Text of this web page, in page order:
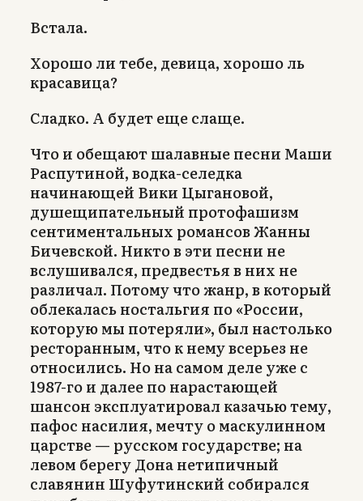
Встала.
Хорошо ли тебе, девица, хорошо ль
красавица?
Сладко. А будет еще слаще.
Что и обещают шалавные песни Маши
Распутиной, водка-селедка
начинающей Вики Цыгановой,
душещипательный протофашизм
сентиментальных романсов Жанны
Бичевской. Никто в эти песни не
вслушивался, предвестья в них не
различал. Потому что жанр, в который
облекалась ностальгия по «России,
которую мы потеряли», был настолько
ресторанным, что к нему всерьез не
относились. Но на самом деле уже с
1987-го и далее по нарастающей
шансон эксплуатировал казачью тему,
пафос насилия, мечту о маскулинном
царстве — русском государстве; на
левом берегу Дона нетипичный
славянин Шуфутинский собирался